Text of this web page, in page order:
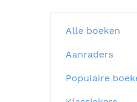
Alle boeken
Aanraders
Populaire